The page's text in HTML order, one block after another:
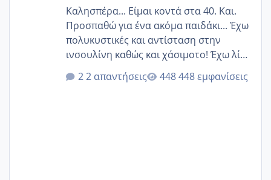
Καλησπέρα... Είμαι κοντά στα 40. Και.
Προσπαθώ για ένα ακόμα παιδάκι... Έχω
πολυκυστικές και αντίσταση στην
ινσουλίνη καθώς και χάσιμοτο! Έχω λίγα
κιλά παραπάνω και όσο κ αν προσπαθώ
δεν χάνω εύκολα! Προσπαθώ για ακόμη
2 απαντήσεις 448 εμφανίσεις